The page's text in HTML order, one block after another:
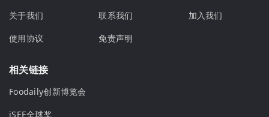
关于我们 联系我们
加入我们
使用协议
免责声明
相关链接
Foodaily创新博览会
iSEE全球奖